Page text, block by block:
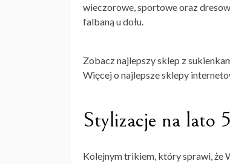
wieczorowe, sportowe oraz
falbaną u dołu.
Zobacz najlepszy sklep z
Więcej o najlepsze sklepy
Stylizacje na lato
Kolejnym trikiem, który sprawi, że